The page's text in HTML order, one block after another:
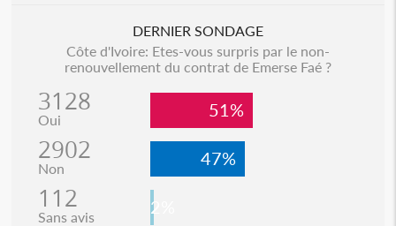
DERNIER SONDAGE
Côte d'Ivoire: Etes-vous surpris par le non-
renouvellement du contrat de Emerse Faé ?
3128
Oui 51%
2902
Non 47%
112
Sans avis 2%